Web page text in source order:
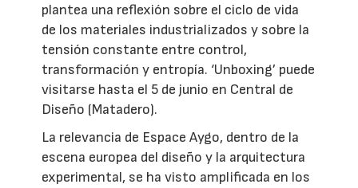
plantea una reflexión sobre el ciclo de vida
de los materiales industrializados y sobre la
tensión constante entre control,
transformación y entropía. ‘Unboxing’ puede
visitarse hasta el 5 de junio en Central de
Diseño (Matadero).
La relevancia de Espace Aygo, dentro de la
escena europea del diseño y la arquitectura
experimental, se ha visto amplificada en los